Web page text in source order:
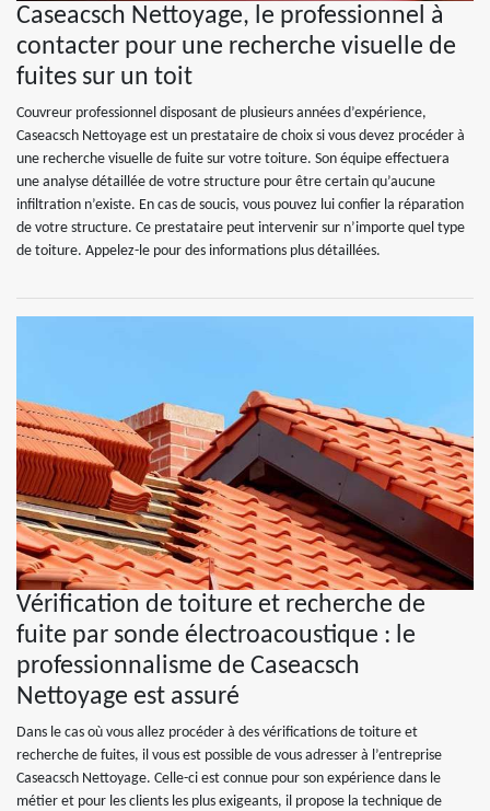
Caseacsch Nettoyage, le professionnel à
contacter pour une recherche visuelle de
fuites sur un toit
Couvreur professionnel disposant de plusieurs années d’expérience,
Caseacsch Nettoyage est un prestataire de choix si vous devez procéder à
une recherche visuelle de fuite sur votre toiture. Son équipe effectuera
une analyse détaillée de votre structure pour être certain qu’aucune
infiltration n’existe. En cas de soucis, vous pouvez lui confier la réparation
de votre structure. Ce prestataire peut intervenir sur n’importe quel type
de toiture. Appelez-le pour des informations plus détaillées.
Vérification de toiture et recherche de
fuite par sonde électroacoustique : le
professionnalisme de Caseacsch
Nettoyage est assuré
Dans le cas où vous allez procéder à des vérifications de toiture et
recherche de fuites, il vous est possible de vous adresser à l’entreprise
Caseacsch Nettoyage. Celle-ci est connue pour son expérience dans le
métier et pour les clients les plus exigeants, il propose la technique de